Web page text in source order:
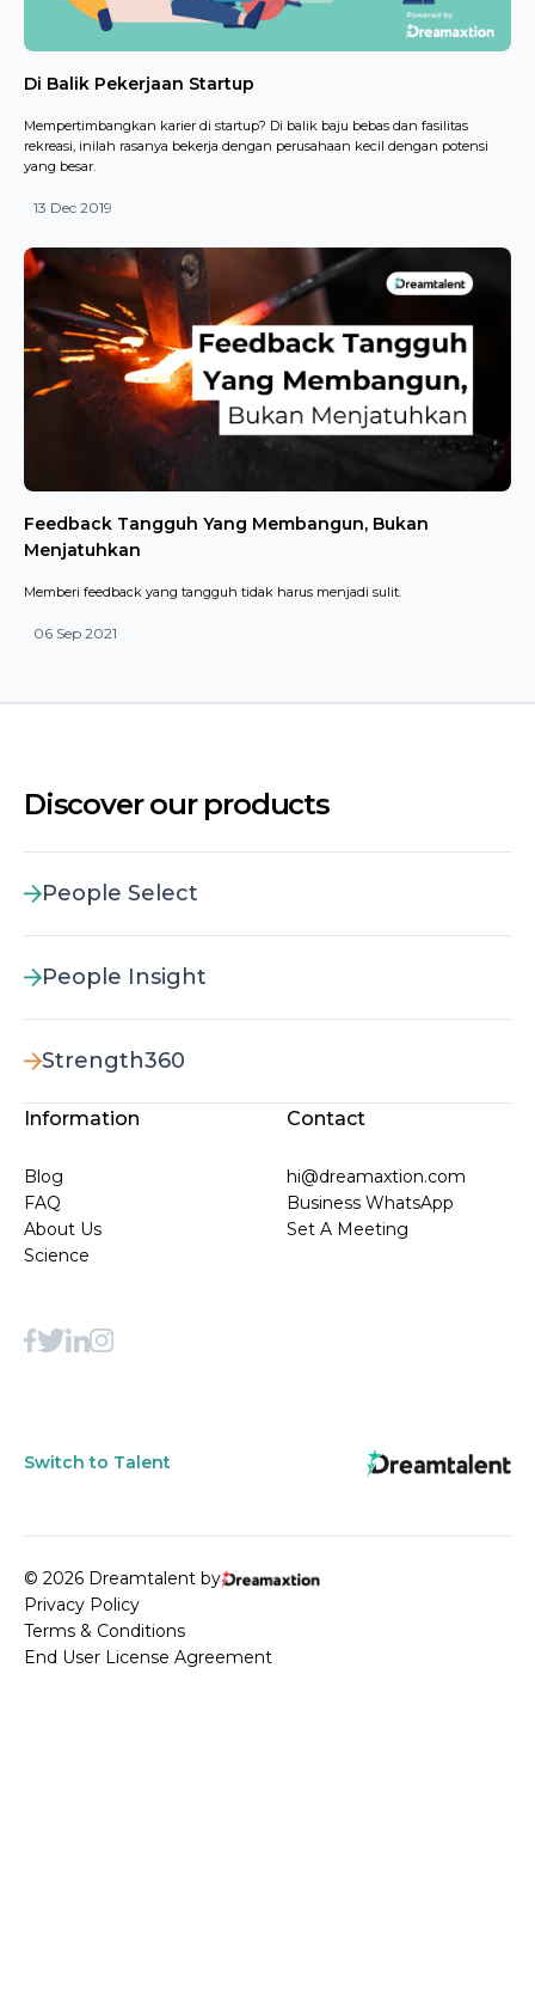
Di Balik Pekerjaan Startup
Mempertimbangkan karier di startup? Di balik baju bebas dan fasilitas
rekreasi, inilah rasanya bekerja dengan perusahaan kecil dengan potensi
yang besar.
13 Dec 2019
Feedback Tangguh Yang Membangun, Bukan
Menjatuhkan
Memberi feedback yang tangguh tidak harus menjadi sulit.
06 Sep 2021
Discover our products
People Select
People Insight
Strength360
Information
Blog
FAQ
About Us
Science
Contact
hi@dreamaxtion.com
Business WhatsApp
Set A Meeting
Switch to Talent
© 2026 Dreamtalent by
Privacy Policy
Terms & Conditions
End User License Agreement